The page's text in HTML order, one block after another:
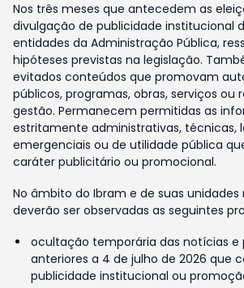
Nos três meses que antecedem as
divulgação de publicidade institucional
entidades da Administração Pública,
hipóteses previstas na legislação.
evitados conteúdos que promovam
públicos, programas, obras, serviços ou
gestão. Permanecem permitidas as
estritamente administrativas, técnicas,
emergenciais ou de utilidade pública
caráter publicitário ou promocional.
No âmbito do Ibram e de suas unidades
deverão ser observadas as seguintes
ocultação temporária das notícias e
anteriores a 4 de julho de 2026 que
publicidade institucional ou